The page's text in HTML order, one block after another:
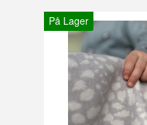
På Lager